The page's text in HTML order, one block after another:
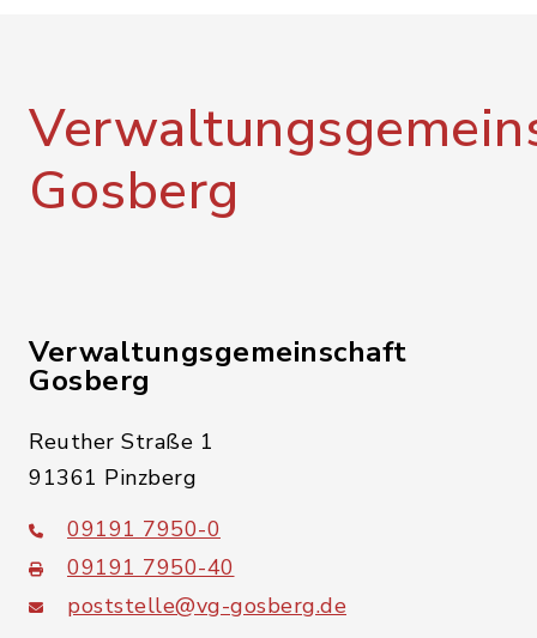
Gosberg
Verwaltungsgemeinschaft
Gosberg
Reuther Straße 1
91361 Pinzberg
09191 7950-0
09191 7950-40
poststelle@vg-gosberg.de